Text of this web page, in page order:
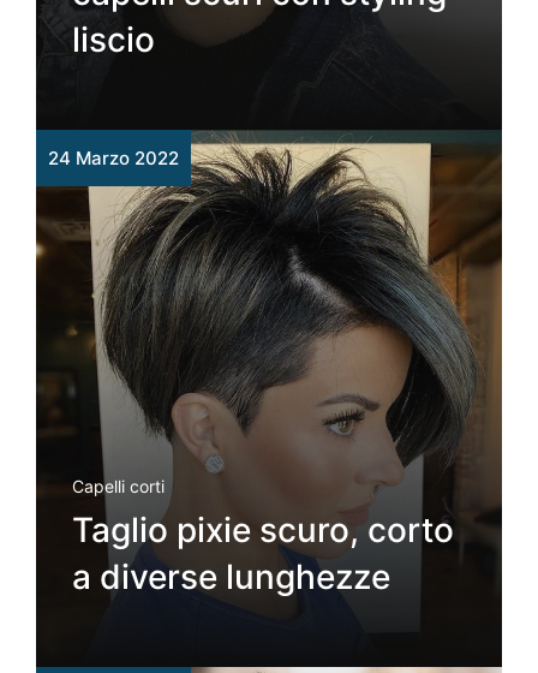
liscio
24 Marzo 2022
Capelli corti
Taglio pixie scuro, corto
a diverse lunghezze